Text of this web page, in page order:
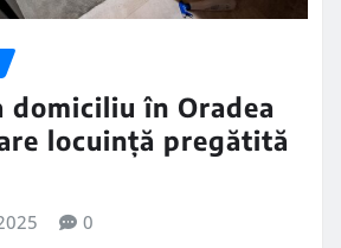
domiciliu în Oradea
locuință pregătită
0